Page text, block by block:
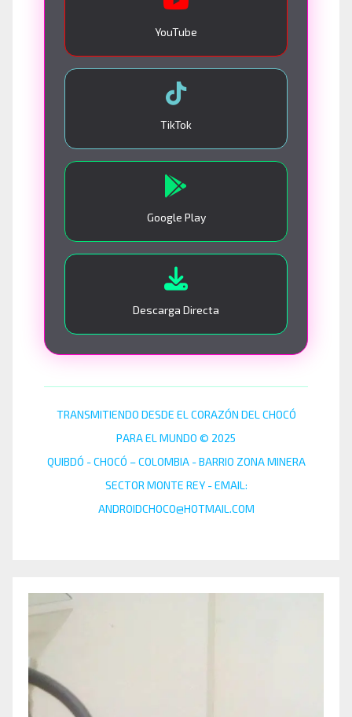
YouTube
TikTok
Google Play
Descarga Directa
TRANSMITIENDO DESDE EL CORAZÓN DEL CHOCÓ
PARA EL MUNDO © 2025
QUIBDÓ - CHOCÓ – COLOMBIA - BARRIO ZONA MINERA
SECTOR MONTE REY - EMAIL:
ANDROIDCHOCO@HOTMAIL.COM